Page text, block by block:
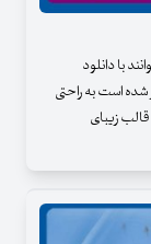
با دانلود
شده است به راحتی
قالب زیبای